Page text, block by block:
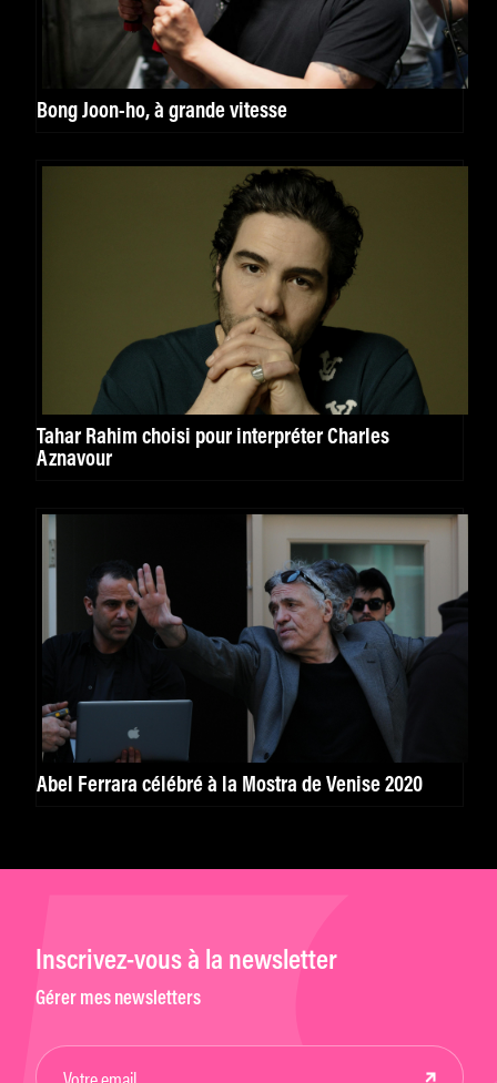
Bong Joon-ho, à grande vitesse
Tahar Rahim choisi pour interpréter Charles
Aznavour
Abel Ferrara célébré à la Mostra de Venise 2020
Inscrivez-vous à la newsletter
Gérer mes newsletters